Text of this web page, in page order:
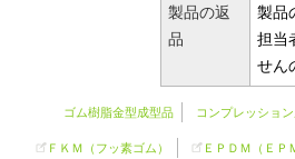
製品の返
品
製品
担当
せん
ゴム樹脂金型成型品 コンプレッショ
ＦＫＭ（フッ素ゴム） ＥＰＤＭ（ＥＰ